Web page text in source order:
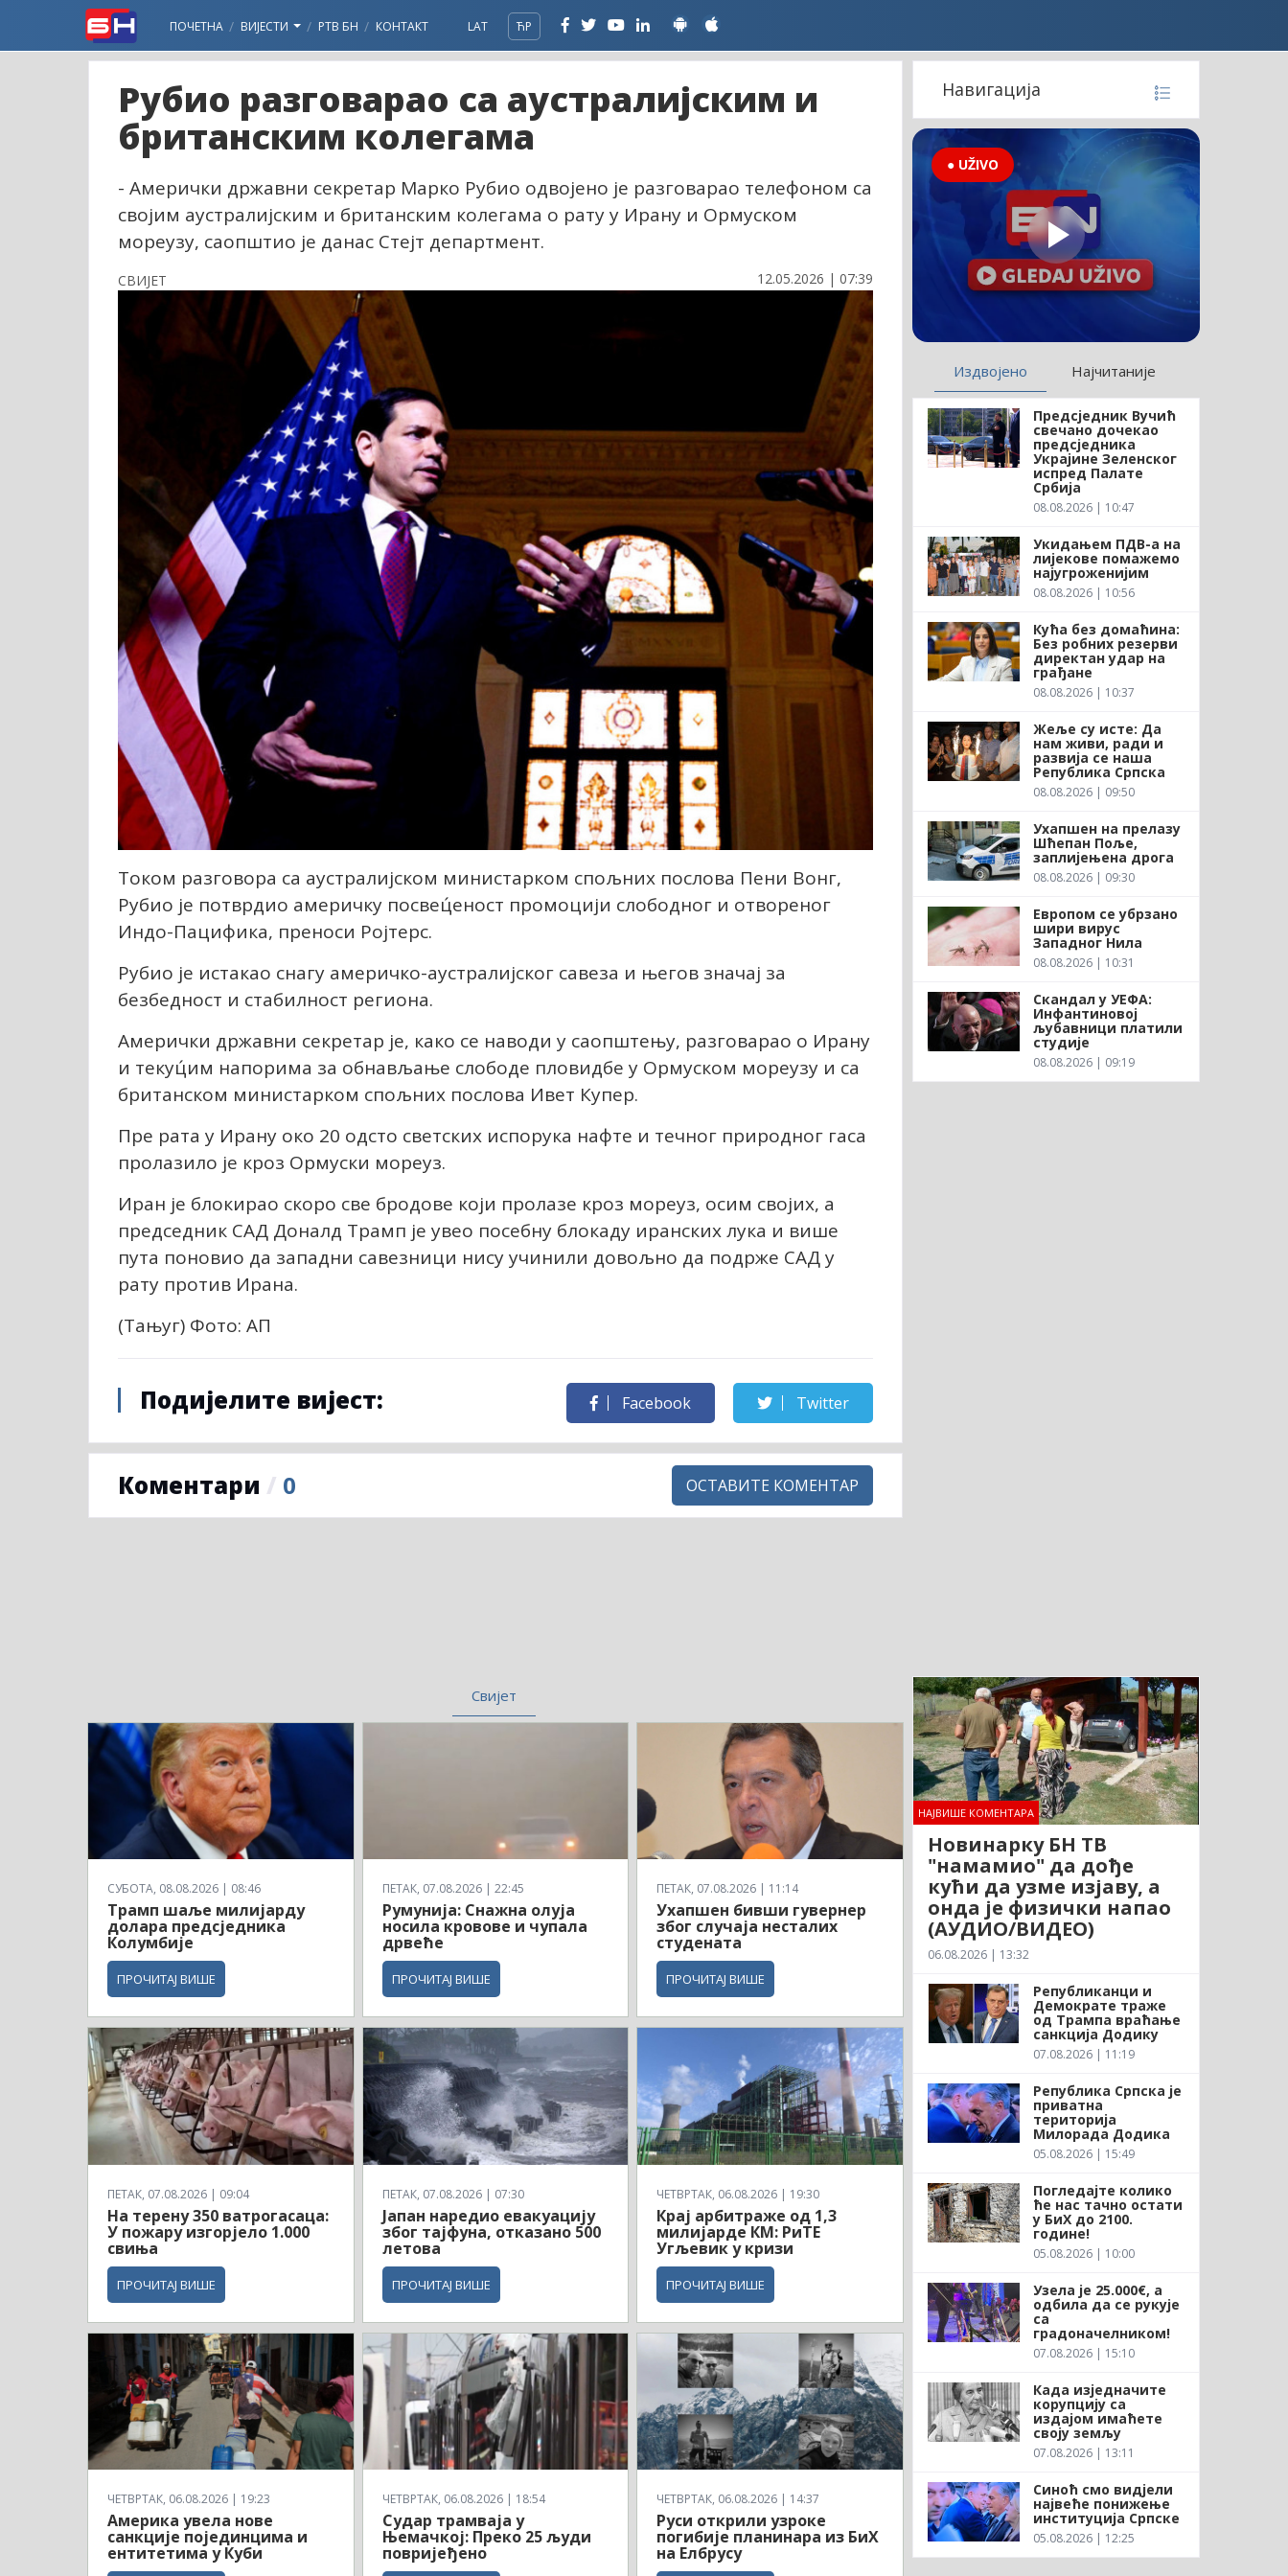
ПОЧЕТНА ВИЈЕСТИ РТВ БН КОНТАКТ LAT ЋР
Рубио разговарао са аустралијским и
британским колегама
- Амерички државни секретар Марко Рубио одвојено је разговарао телефоном са
својим аустралијским и британским колегама о рату у Ирану и Ормуском
мореузу, саопштио је данас Стејт департмент.
СВИЈЕТ 12.05.2026 | 07:39
Током разговора са аустралијском министарком спољних послова Пени Вонг,
Рубио је потврдио америчку посвец́еност промоцији слободног и отвореног
Индо-Пацифика, преноси Ројтерс.
Рубио је истакао снагу америчко-аустралијског савеза и његов значај за
безбедност и стабилност региона.
Амерички државни секретар је, како се наводи у саопштењу, разговарао о Ирану
и текуц́им напорима за обнављање слободе пловидбе у Ормуском мореузу и са
британском министарком спољних послова Ивет Купер.
Пре рата у Ирану око 20 одсто светских испорука нафте и течног природног гаса
пролазило је кроз Ормуски мореуз.
Иран је блокирао скоро све бродове који пролазе кроз мореуз, осим својих, а
председник САД Доналд Трамп је увео посебну блокаду иранских лука и више
пута поновио да западни савезници нису учинили довољно да подрже САД у
рату против Ирана.
(Тањуг) Фото: АП
Подијелите вијест: Facebook Twitter
Коментари / 0 ОСТАВИТЕ КОМЕНТАР
Свијет
СУБОТА, 08.08.2026 | 08:46
Трамп шаље милијарду
долара предсједника
Колумбије
ПРОЧИТАЈ ВИШЕ
ПЕТАК, 07.08.2026 | 22:45
Румунија: Снажна олуја
носила кровове и чупала
дрвеће
ПРОЧИТАЈ ВИШЕ
ПЕТАК, 07.08.2026 | 11:14
Ухапшен бивши гувернер
због случаја несталих
студената
ПРОЧИТАЈ ВИШЕ
ПЕТАК, 07.08.2026 | 09:04
На терену 350 ватрогасаца:
У пожару изгорјело 1.000
свиња
ПРОЧИТАЈ ВИШЕ
ПЕТАК, 07.08.2026 | 07:30
Јапан наредио евакуацију
због тајфуна, отказано 500
летова
ПРОЧИТАЈ ВИШЕ
ЧЕТВРТАК, 06.08.2026 | 19:30
Крај арбитраже од 1,3
милијарде КМ: РиТЕ
Угљевик у кризи
ПРОЧИТАЈ ВИШЕ
ЧЕТВРТАК, 06.08.2026 | 19:23
Америка увела нове
санкције појединцима и
ентитетима у Куби
ЧЕТВРТАК, 06.08.2026 | 18:54
Судар трамваја у
Њемачкој: Преко 25 људи
повријеђено
ЧЕТВРТАК, 06.08.2026 | 14:37
Руси открили узроке
погибије планинара из БиХ
на Елбрусу
Навигација
● UŽIVO
Издвојено Најчитаније
Предсједник Вучић
свечано дочекао
предсједника
Украјине Зеленског
испред Палате
Србија
08.08.2026 | 10:47
Укидањем ПДВ-а на
лијекове помажемо
најугроженијим
08.08.2026 | 10:56
Кућа без домаћина:
Без робних резерви
директан удар на
грађане
08.08.2026 | 10:37
Жеље су исте: Да
нам живи, ради и
развија се наша
Република Српска
08.08.2026 | 09:50
Ухапшен на прелазу
Шћепан Поље,
заплијењена дрога
08.08.2026 | 09:30
Европом се убрзано
шири вирус
Западног Нила
08.08.2026 | 10:31
Скандал у УЕФА:
Инфантиновој
љубавници платили
студије
08.08.2026 | 09:19
НАЈВИШЕ КОМЕНТАРА
Новинарку БН ТВ
"намамио" да дође
кући да узме изјаву, а
онда је физички напао
(АУДИО/ВИДЕО)
06.08.2026 | 13:32
Републиканци и
Демократе траже
од Трампа враћање
санкција Додику
07.08.2026 | 11:19
Република Српска је
приватна
територија
Милорада Додика
05.08.2026 | 15:49
Погледајте колико
ће нас тачно остати
у БиХ до 2100.
године!
05.08.2026 | 10:00
Узела је 25.000€, а
одбила да се рукује
са
градоначелником!
07.08.2026 | 15:10
Када изједначите
корупцију са
издајом имаћете
своју земљу
07.08.2026 | 13:11
Синоћ смо видјели
највеће понижење
институција Српске
05.08.2026 | 12:25